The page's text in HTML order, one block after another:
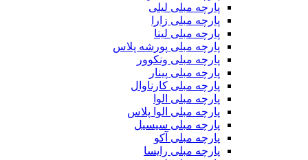
پارچه مبلی لیلی
پارچه مبلی زارا
پارچه مبلی لینا
پارچه مبلی پورشه پلاس
پارچه مبلی ونکوور
پارچه مبلی پینار
پارچه مبلی کارناوال
پارچه مبلی الوا
پارچه مبلی الوا پلاس
پارچه مبلی سیسیل
پارچه مبلی آکو
پارچه مبلی رایسا